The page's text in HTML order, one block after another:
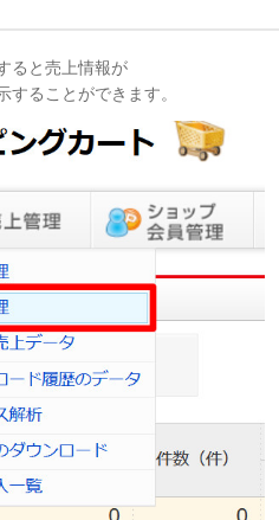
ると売上情報が
することができます。